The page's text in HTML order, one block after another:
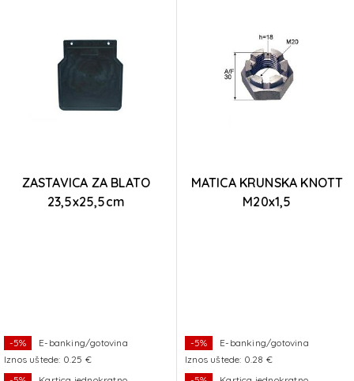
ZASTAVICA ZA BLATO
23,5x25,5cm
-5%
E-banking/gotovina
Iznos uštede: 0.25 €
MATICA KRUNSKA KNOTT
M20x1,5
-5%
E-banking/gotovina
Iznos uštede: 0.28 €